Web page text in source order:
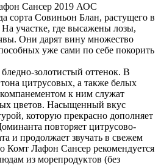
Сансер 2019 АОС
сорта Совиньон Блан, растущего в
участке, где высажены лозы,
Они дарят вину множество
уже сами по себе покорить
золотистый оттенок. В
цитрусовых, а также белых
к ним служат
цветов. Насыщенный вкус
которую прекрасно дополняет
повторяет цитрусово-
и продолжает звучать в свежем
Комт Лафон Сансер рекомендуется
из морепродуктов (без